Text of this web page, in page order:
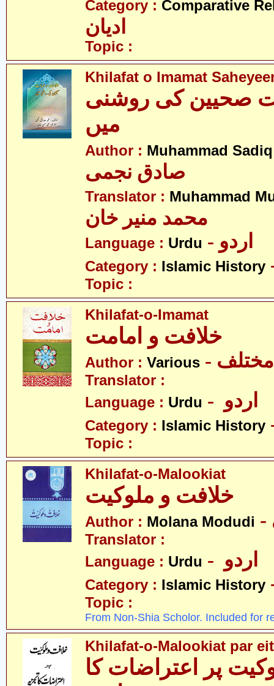
Category : Comparative
ادیان
Topic :
Khilafat o Imamat
صحیین کی روشنی
میں
Author : Muhammad
صادق نجمی
Translator : Muhammad
محمد منیر خان
Language : Urdu - اردو
Category : Islamic History
Topic :
Khilafat-o-Imamat
خلافت و امامت
Author : Various - مختلف
Translator :
Language : Urdu
Category : Islamic History
Topic :
Khilafat-o-Malookiat
خلافت و ملوکیت
Author : Molana Modudi
Translator :
Language : Urdu
Category : Islamic History
Topic :
From Non-Shia Scholor. Included for
Khilafat-o-Malookiat par
پر اعتراضات کا